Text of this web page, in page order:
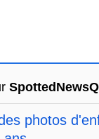
photos